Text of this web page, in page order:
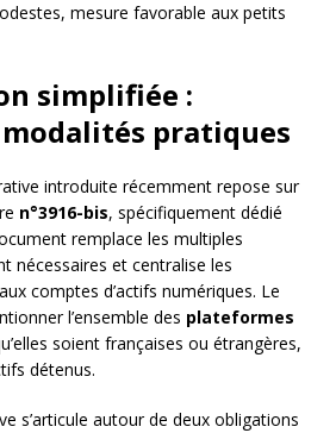
mesure favorable aux petits
simplifiée :
pratiques
introduite récemment repose sur
n°3916-bis, spécifiquement dédié
remplace les multiples
nécessaires et centralise les
comptes d’actifs numériques. Le
l’ensemble des plateformes
soient françaises ou étrangères,
détenus.
s’articule autour de deux obligations